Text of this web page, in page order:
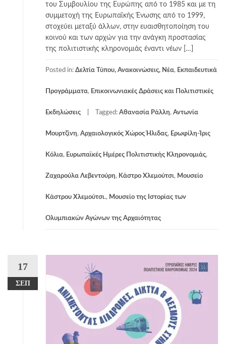
του Συμβουλίου της Ευρώπης από το 1985 και με τη
συμμετοχή της Ευρωπαϊκής Ένωσης από το 1999,
στοχεύει μεταξύ άλλων, στην ευαισθητοποίηση του
κοινού και των αρχών για την ανάγκη προστασίας
της πολιτιστικής κληρονομιάς έναντι νέων […]
Posted in: Δελτία Τύπου, Ανακοινώσεις, Νέα, Εκπαιδευτικά
Προγράμματα, Επικοινωνιακές Δράσεις και Πολιτιστικές
Εκδηλώσεις Tagged: Αθανασία Ράλλη, Αντωνία
Μουρτζίνη, Αρχαιολογικός Χώρος Ήλιδας, Ερωφίλη-Ίρις
Κόλια, Ευρωπαϊκές Ημέρες Πολιτιστικής Κληρονομιάς,
Ζαχαρούλα Λεβεντούρη, Κάστρο Χλεμούτσι, Μουσείο
Κάστρου Χλεμούτσι., Μουσείο της Ιστορίας των
Ολυμπιακών Αγώνων της Αρχαιότητας
17
ΣΕΠ